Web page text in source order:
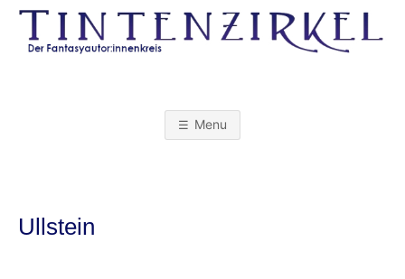
Skip
content
T
Menu
Ullstein